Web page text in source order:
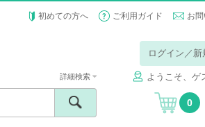
初めての方へ ご利用ガイド お
ログイン／新
ようこそ、ゲ
詳細検索
0